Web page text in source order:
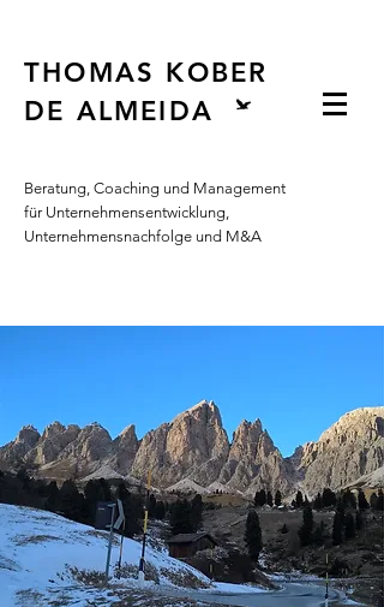
THOMAS KOBER
DE ALMEIDA
Beratung, Coaching und Management
für Unternehmensentwicklung,
Unternehmensnachfolge und M&A